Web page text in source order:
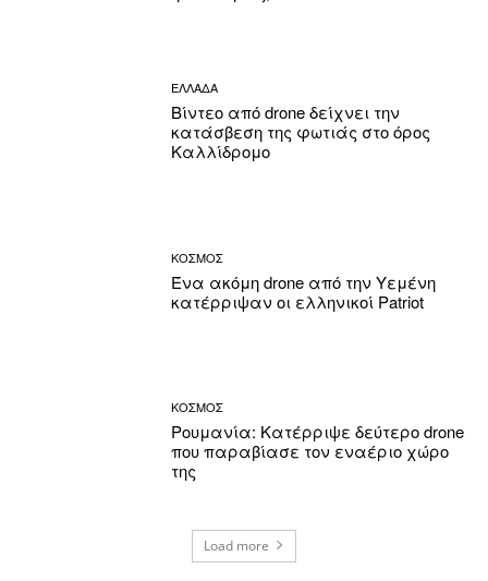
ΕΛΛΑΔΑ
Βίντεο από drone δείχνει την
κατάσβεση της φωτιάς στο όρος
Καλλίδρομο
ΚΟΣΜΟΣ
Ένα ακόμη drone από την Υεμένη
κατέρριψαν οι ελληνικοί Patriot
ΚΟΣΜΟΣ
Ρουμανία: Κατέρριψε δεύτερο drone
που παραβίασε τον εναέριο χώρο
της
Load more